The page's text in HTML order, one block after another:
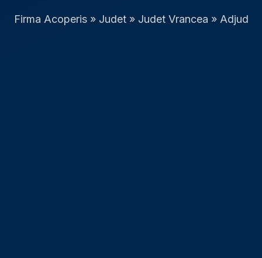
Firma Acoperis» Judet» Judet Vrancea » Adjud